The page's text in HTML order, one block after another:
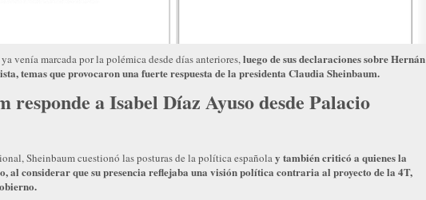
venía marcada por la polémica desde días anteriores,luego de sus declaraciones sobre Hernán
temas que provocaron una fuerte respuesta de la presidenta Claudia Sheinbaum.
responde a Isabel Díaz Ayuso desde Palacio
Sheinbaum cuestionó las posturas de la política españolay también criticó a quienes la
al considerar que su presencia reflejaba una visión política contraria al proyecto de la 4T,